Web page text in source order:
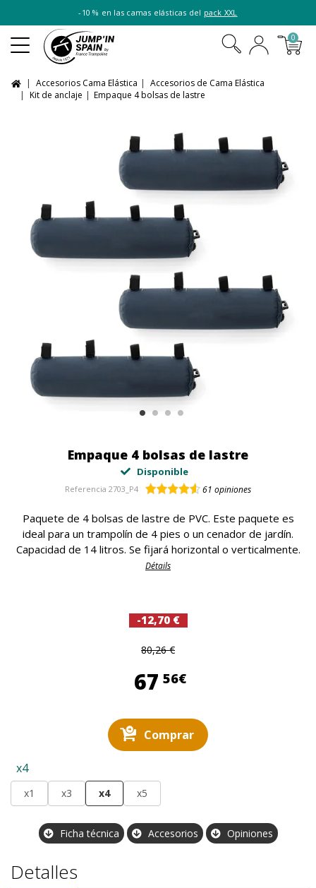
-10 % en las camas elásticas del pack XXL
0
Accesorios Cama Elástica
Accesorios de Cama Elástica
Kit de anclaje
Empaque 4 bolsas de lastre
Empaque 4 bolsas de lastre
Disponible
Referencia 2703_P4 61 opiniones
Paquete de 4 bolsas de lastre de PVC. Este paquete es
ideal para un trampolín de 4 pies o un cenador de jardín.
Capacidad de 14 litros. Se fijará horizontal o verticalmente.
Détails
-12,70 €
80,26 €
67 56€67,56 €
Comprar
x4
x1 x3 x4 x5
Ficha técnica Accesorios Opiniones
Detalles